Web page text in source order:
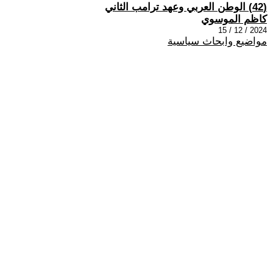
(42) الوطن العربي وعهد ترامب الثاني
كاظم الموسوي
2024 / 12 / 15
مواضيع وابحاث سياسية